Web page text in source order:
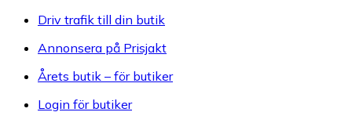
Driv trafik till din butik
Annonsera på Prisjakt
Årets butik – för butiker
Login för butiker